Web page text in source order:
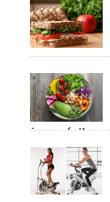
żywności!